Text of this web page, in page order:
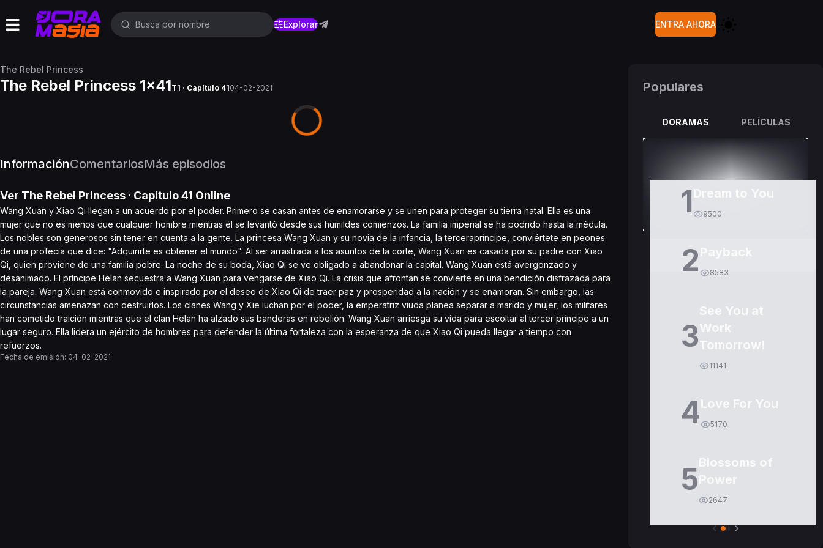
Explorar ENTRA AHORA
The Rebel Princess
The Rebel Princess 1x41T1 · Capítulo 4104-02-2021
InformaciónComentariosMás episodios
Ver The Rebel Princess · Capítulo41 Online
Wang Xuan y Xiao Qi llegan a un acuerdo por el poder. Primero se casan antes de enamorarse y se unen para proteger su tierra natal. Ella es una
mujer que no es menos que cualquier hombre mientras él se levantó desde sus humildes comienzos. La familia imperial se ha podrido hasta la médula.
Los nobles son generosos sin tener en cuenta a la gente. La princesa Wang Xuan y su novia de la infancia, la tercerapríncipe, conviértete en peones
de una profecía que dice: "Adquirirte es obtener el mundo". Al ser arrastrada a los asuntos de la corte, Wang Xuan es casada por su padre con Xiao
Qi, quien proviene de una familia pobre. La noche de su boda, Xiao Qi se ve obligado a abandonar la capital. Wang Xuan está avergonzado y
desanimado. El príncipe Helan secuestra a Wang Xuan para vengarse de Xiao Qi. La crisis que afrontan se convierte en una bendición disfrazada para
la pareja. Wang Xuan está conmovido e inspirado por el deseo de Xiao Qi de traer paz y prosperidad a la nación y se enamoran. Sin embargo, las
circunstancias amenazan con destruirlos. Los clanes Wang y Xie luchan por el poder, la emperatriz viuda planea separar a marido y mujer, los militares
han cometido traición mientras que el clan Helan ha alzado sus banderas en rebelión. Wang Xuan arriesga su vida para escoltar al tercer príncipe a un
lugar seguro. Ella lidera un ejército de hombres para defender la última fortaleza con la esperanza de que Xiao Qi pueda llegar a tiempo con
refuerzos.
Fecha de emisión: 04-02-2021
Populares
DORAMAS PELÍCULAS
1 9500
2 8583
3
See You at
Work
Tomorrow!
11141
4Love For You
5170
5Blossoms of
Power
2647